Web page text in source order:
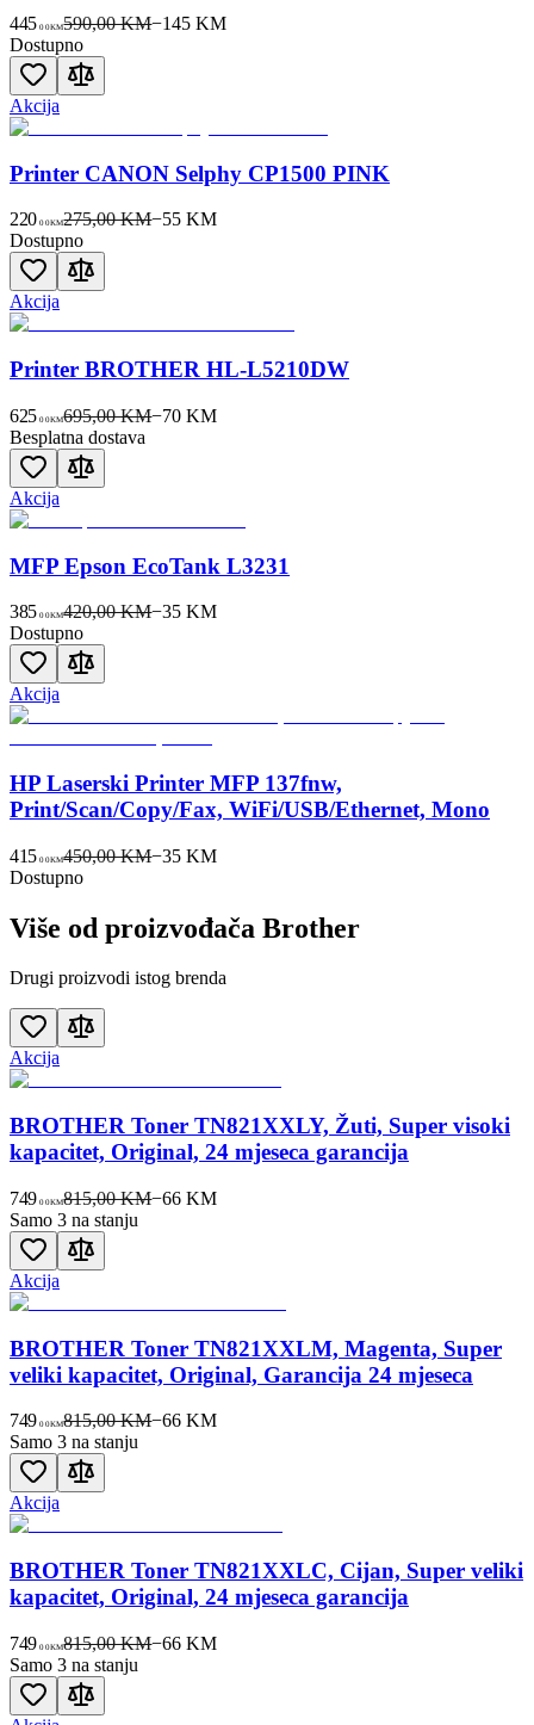
445 00KM590,00 KM−145 KM
Dostupno
Akcija
Printer CANON Selphy CP1500 PINK
220 00KM275,00 KM−55 KM
Dostupno
Akcija
Printer BROTHER HL-L5210DW
625 00KM695,00 KM−70 KM
Besplatna dostava
Akcija
MFP Epson EcoTank L3231
385 00KM420,00 KM−35 KM
Dostupno
Akcija
HP Laserski Printer MFP 137fnw,
Print/Scan/Copy/Fax, WiFi/USB/Ethernet, Mono
415 00KM450,00 KM−35 KM
Dostupno
Više od proizvođača Brother
Drugi proizvodi istog brenda
Akcija
BROTHER Toner TN821XXLY, Žuti, Super visoki
kapacitet, Original, 24 mjeseca garancija
749 00KM815,00 KM−66 KM
Samo 3 na stanju
Akcija
BROTHER Toner TN821XXLM, Magenta, Super
veliki kapacitet, Original, Garancija 24 mjeseca
749 00KM815,00 KM−66 KM
Samo 3 na stanju
Akcija
BROTHER Toner TN821XXLC, Cijan, Super veliki
kapacitet, Original, 24 mjeseca garancija
749 00KM815,00 KM−66 KM
Samo 3 na stanju